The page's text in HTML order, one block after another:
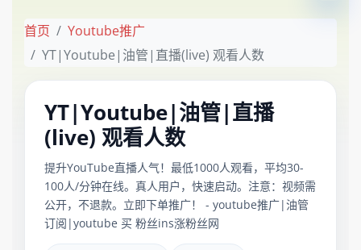
首页
Youtube推广
YT|Youtube|油管|直播(live) 观看人数
YT|Youtube|油管|直播
(live) 观看人数
提升YouTube直播人气！最低1000人观看，平均30-
100人/分钟在线。真人用户，快速启动。注意：视频需
公开，不退款。立即下单推广！ - youtube推广|油管
订阅|youtube 买 粉丝ins涨粉丝网